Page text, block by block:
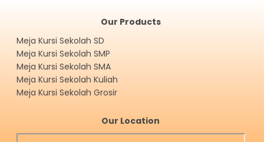
Our Products
Meja Kursi Sekolah SD
Meja Kursi Sekolah SMP
Meja Kursi Sekolah SMA
Meja Kursi Sekolah Kuliah
Meja Kursi Sekolah Grosir
Our Location